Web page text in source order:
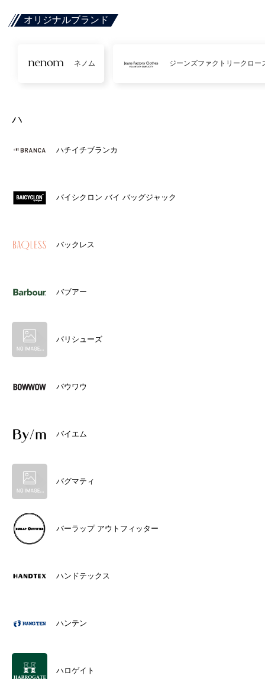
オリジナルブランド
ネノム ジーンズファクトリークロー
ハ
ハチイチブランカ
バイシクロン バイ バッグジャック
バックレス
バブアー
バリシューズ
バウワウ
バイエム
バグマティ
バーラップ アウトフィッター
ハンドテックス
ハンテン
ハロゲイト